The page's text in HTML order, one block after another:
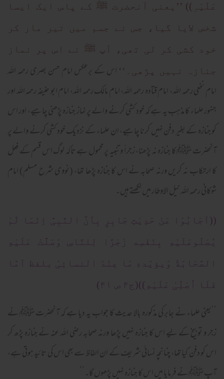
عَلَیْہِ)) ’’یعنی آنحضرت ﷺ کے پاس ایک ایسا
شخص لایا گیا، جس نے جسم میں تیر مار کر
خود کشی کر لی تھی، آپ ﷺ نے اس پر نماز
جنازہ نہیں پڑھی۔‘‘
اس کے برعکس امام حسن بصری رحمہ اللہ
امام نخعی رحمہ اللہ، امام قتادہ رحمہ اللہ، امام مالک رحمہ اللہ، امام ابو حنیفہ رحمہ اللہ اور
جنہور علماء کا مذہب یہ ہے کہ خود کشی کرنے والے پر نماز جنازہ پڑھنی چاہیے، اور اس
کو جنازہ کے بغیر دفن نہیں کرنا چاہیے، ان علماء کے نزدیک خود کشی کرنے والے پر
آنحضرت ﷺ کا جنازہ نہ پڑھنا، زجراً و تنبیہ پر محمول ہے تاکہ لوگ اس قسم کے فعل
کا ارتکاب نہ کریں ورنہ صحابہ نے اس کا جنازہ پڑھا تھا، (نووی شرح مسلم) امام
شوکانی رحمہ اللہ نیل الاوطار میں لکھتے ہیں۔
((اَجَابُوْا عَنْ حَدِیْثِ جَابِرٍ بِاَنَّ النَّبِیَّ اِنّمَا لَمْ
یُصَلّوعَلَیْهِ بِنَفْسِه زَجْرًا لِلنَّاسِ وَصَلَّتْ عَلَیْهِ
الصَّحَابَةُ وَیؤیّده مَا عِنْدَ النسائِیْ بلفظ اَمَّا
فَلَا اُصَلِّیْ عَلَیْهِ))(ج۴ ص ۴۱)
’’یعنی علماء نے جابر کی مذکورہ بالا حدیث کا جواب یہ دیا ہے کہ آنحضرت ﷺ نے
زجر و توبیخ کے لیے اس کا جنازہ نہیں پڑھا ورنہ صحابہ رضی اللہ عنہ نے جنازہ پڑھ کر
اس کو دفن کیا تھا، چنانچہ نسائی شریف کے ان الفاظ سے بھی اس کی تائید ہوتی ہے،
آپ ﷺ نے فرمایا میں اس کا جنازہ نہیں پڑھوں گا۔‘‘